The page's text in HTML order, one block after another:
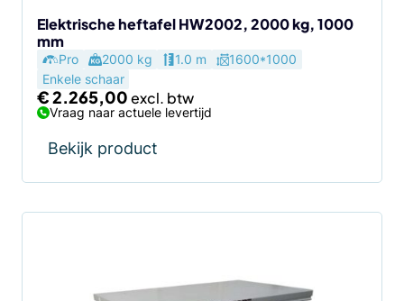
Elektrische heftafel HW2002, 2000 kg, 1000
mm
Pro 2000 kg 1.0 m
1600*1000
Enkele schaar
€2.265,00
Vraag naar actuele levertijd
Bekijk product